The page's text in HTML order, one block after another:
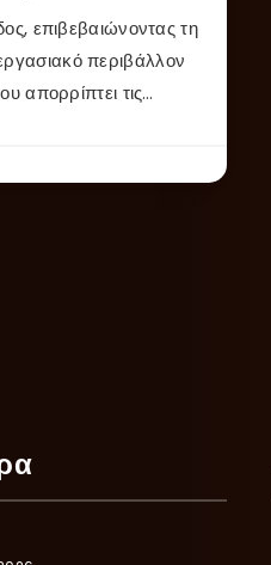
επιβεβαιώνοντας τη
περιβάλλον
απορρίπτει τις…